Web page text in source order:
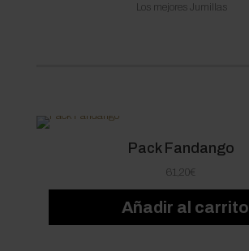
Los mejores Jumillas
Pack Fandango
61,20€
Añadir al carrito